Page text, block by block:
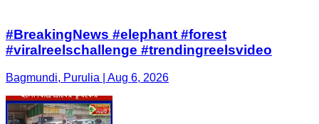
#BreakingNews #elephant #forest
#viralreelschallenge #trendingreelsvideo
Bagmundi, Purulia | Aug 6, 2026